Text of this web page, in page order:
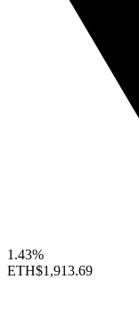
1.43%
ETH$1,913.69